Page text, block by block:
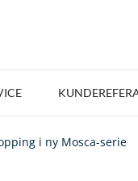
i ny Mosca-serie